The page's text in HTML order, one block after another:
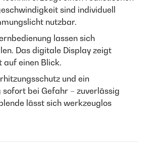
sind individuell
nutzbar.
lassen sich
Das digitale Display zeigt
einen Blick.
und ein
bei Gefahr – zuverlässig
lässt sich werkzeuglos